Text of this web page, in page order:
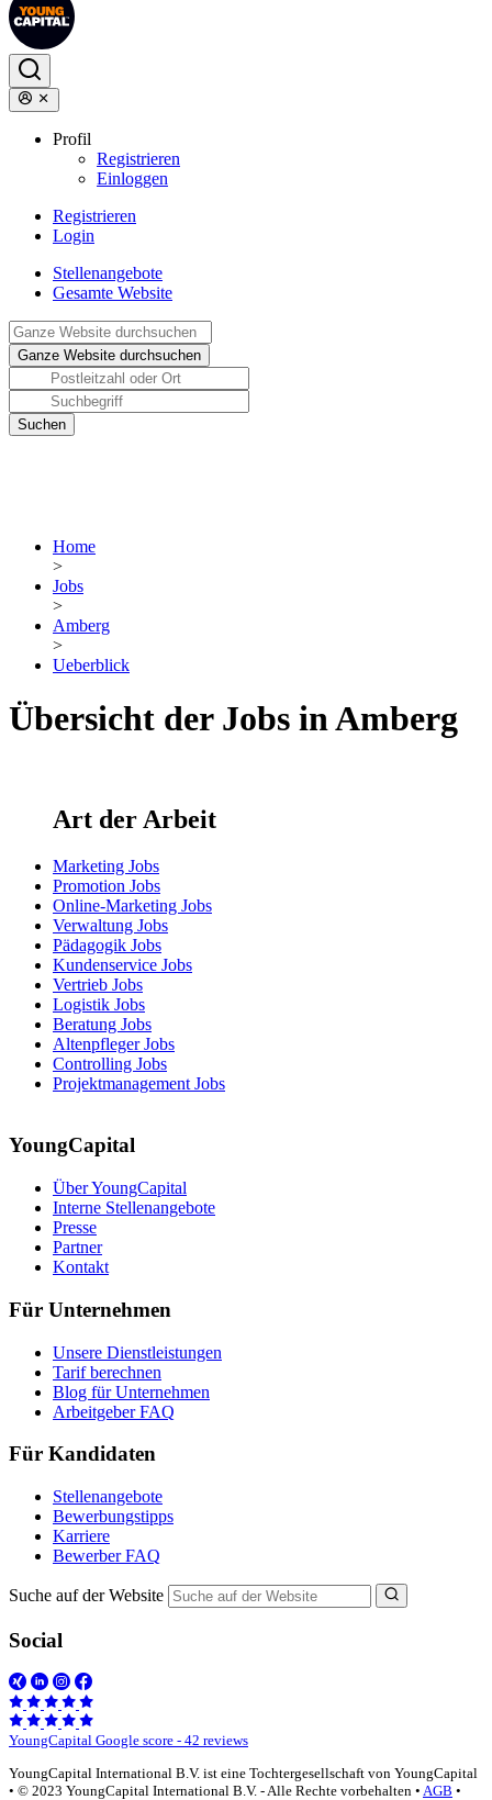
Profil
Registrieren
Einloggen
Registrieren
Login
Stellenangebote
Gesamte Website
Home
>
Jobs
>
Amberg
>
Ueberblick
Übersicht der Jobs in Amberg
Art der Arbeit
Marketing Jobs
Promotion Jobs
Online-Marketing Jobs
Verwaltung Jobs
Pädagogik Jobs
Kundenservice Jobs
Vertrieb Jobs
Logistik Jobs
Beratung Jobs
Altenpfleger Jobs
Controlling Jobs
Projektmanagement Jobs
YoungCapital
Über YoungCapital
Interne Stellenangebote
Presse
Partner
Kontakt
Für Unternehmen
Unsere Dienstleistungen
Tarif berechnen
Blog für Unternehmen
Arbeitgeber FAQ
Für Kandidaten
Stellenangebote
Bewerbungstipps
Karriere
Bewerber FAQ
Suche auf der Website
Social
YoungCapital Google score - 42 reviews
YoungCapital International B.V. ist eine Tochtergesellschaft von YoungCapital
• © 2023 YoungCapital International B.V. - Alle Rechte vorbehalten • AGB •